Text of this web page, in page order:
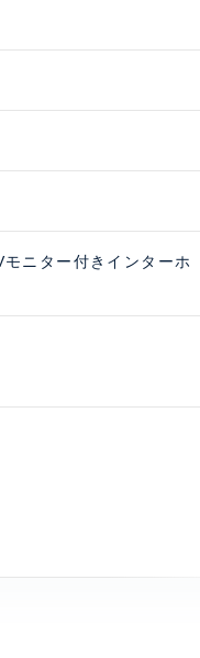
ニター付きインターホ